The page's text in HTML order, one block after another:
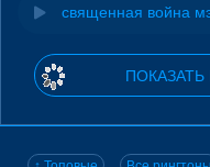
священная война